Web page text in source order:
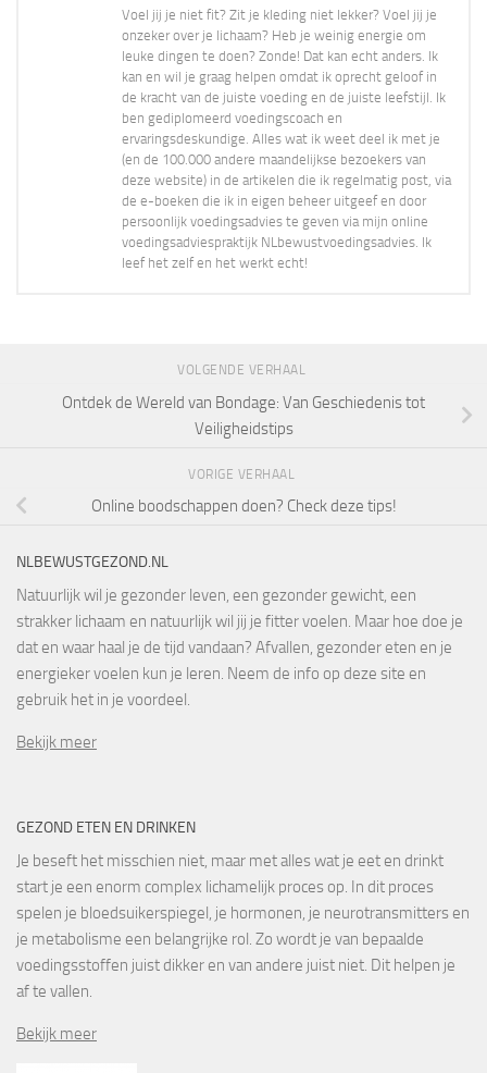
Voel jij je niet fit? Zit je kleding niet lekker? Voel jij je
onzeker over je lichaam? Heb je weinig energie om
leuke dingen te doen? Zonde! Dat kan echt anders. Ik
kan en wil je graag helpen omdat ik oprecht geloof in
de kracht van de juiste voeding en de juiste leefstijl. Ik
ben gediplomeerd voedingscoach en
ervaringsdeskundige. Alles wat ik weet deel ik met je
(en de 100.000 andere maandelijkse bezoekers van
deze website) in de artikelen die ik regelmatig post, via
de e-boeken die ik in eigen beheer uitgeef en door
persoonlijk voedingsadvies te geven via mijn online
voedingsadviespraktijk NLbewustvoedingsadvies. Ik
leef het zelf en het werkt echt!
VOLGENDE VERHAAL
Ontdek de Wereld van Bondage: Van Geschiedenis tot
Veiligheidstips
VORIGE VERHAAL
Online boodschappen doen? Check deze tips!
NLBEWUSTGEZOND.NL
Natuurlijk wil je gezonder leven, een gezonder gewicht, een
strakker lichaam en natuurlijk wil jij je fitter voelen. Maar hoe doe je
dat en waar haal je de tijd vandaan? Afvallen, gezonder eten en je
energieker voelen kun je leren. Neem de info op deze site en
gebruik het in je voordeel.
Bekijk meer
GEZOND ETEN EN DRINKEN
Je beseft het misschien niet, maar met alles wat je eet en drinkt
start je een enorm complex lichamelijk proces op. In dit proces
spelen je bloedsuikerspiegel, je hormonen, je neurotransmitters en
je metabolisme een belangrijke rol. Zo wordt je van bepaalde
voedingsstoffen juist dikker en van andere juist niet. Dit helpen je
af te vallen.
Bekijk meer